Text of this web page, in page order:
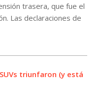
trasera, que fue el
Las declaraciones de
triunfaron (y está